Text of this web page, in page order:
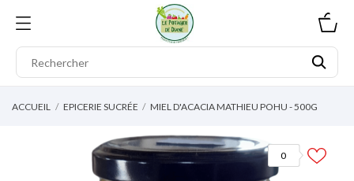
ACCUEIL EPICERIE SUCRÉE MIEL D'ACACIA MATHIEU POHU - 500G
0